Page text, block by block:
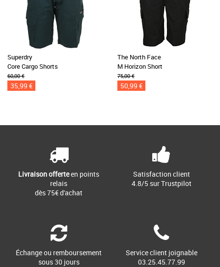
Superdry
Core Cargo Shorts
60,00 €
35,99 €
The North Face
M Horizon Short
75,00 €
50,99 €
Livraison offerteen points
relais
dès 75€ d'achat
Satisfaction client
4.8/5 sur Trustpilot
Échange ou remboursement
sous 30 jours
Service client joignable
03.25.45.77.99